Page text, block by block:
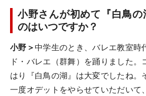
小野さんが初めて『白鳥の
のはいつですか？
小野＞中学生のとき、バレエ教室時
ド・バレエ（群舞）を踊りました。
はり『白鳥の湖』は大変でしたね。
一度オデットをやらせていただいて